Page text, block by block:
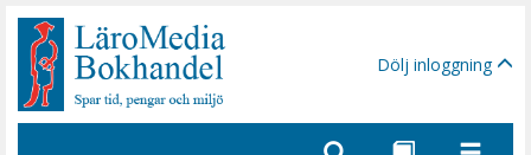
Gå
sidinnehåll
Dölj inloggning